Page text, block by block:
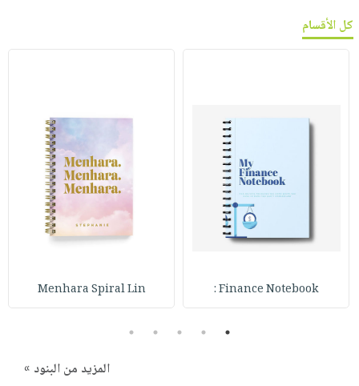
كل الأقسام
Finance Notebook :
Menhara Spiral Lin
1
2
3
4
5
المزيد من البنود »